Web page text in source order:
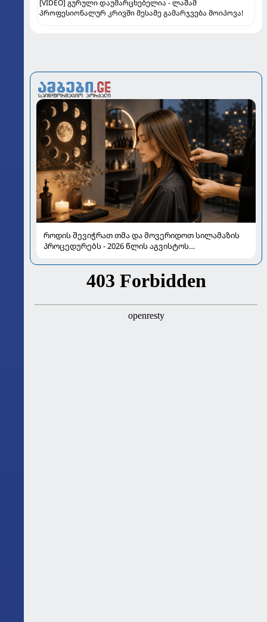
[VIDEO] გურული დაუმარცხებელია - ლაშამ
პროფესიონალურ კრივში მესამე გამარჯვება მოიპოვა!
როდის შევიჭრათ თმა და მოვერიდოთ სილამაზის
პროცედურებს - 2026 წლის აგვისტოს